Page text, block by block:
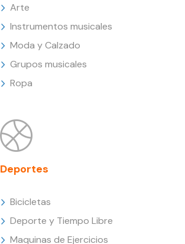
Arte
Instrumentos musicales
Moda y Calzado
Grupos musicales
Ropa
Deportes
Bicicletas
Deporte y Tiempo Libre
Maquinas de Ejercicios